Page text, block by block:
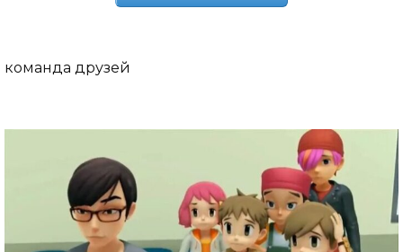
команда друзей